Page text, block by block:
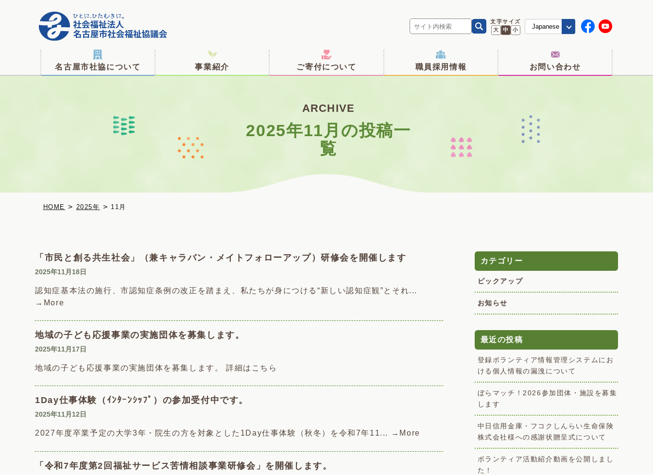
文字サイズ
大
中 小
名古屋市社協について 事業紹介 ご寄付について 職員採用情報 お問い合わせ
ARCHIVE
2025年11月の投稿一
覧
HOME > 2025年 > 11月
「市民と創る共生社会」（兼キャラバン・メイトフォローアップ）研修会を開催します
2025年11月18日
認知症基本法の施行、市認知症条例の改正を踏まえ、私たちが身につける“新しい認知症観”とそれ...
→More
地域の子ども応援事業の実施団体を募集します。
2025年11月17日
地域の子ども応援事業の実施団体を募集します。 詳細はこちら
1Day仕事体験（ｲﾝﾀｰﾝｼｯﾌﾟ）の参加受付中です。
2025年11月12日
2027年度卒業予定の大学3年・院生の方を対象とした1Day仕事体験（秋冬）を令和7年11... →More
「令和7年度第2回福祉サービス苦情相談事業研修会」を開催します。
カテゴリー
ピックアップ
お知らせ
最近の投稿
登録ボランティア情報管理システムにお
ける個人情報の漏洩について
ぼらマッチ！2026参加団体・施設を募集
します
中日信用金庫・フコクしんらい生命保険
株式会社様への感謝状贈呈式について
ボランティア活動紹介動画を公開しまし
た！